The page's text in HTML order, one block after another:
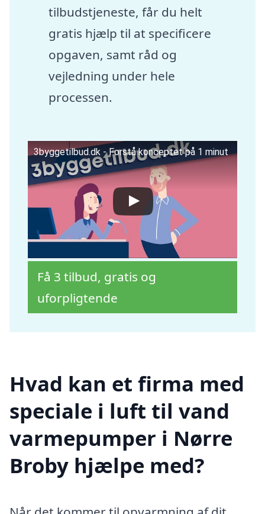
tilbudstjeneste, får du helt
gratis hjælp til at specificere
opgaven, samt råd og
vejledning under hele
processen.
3byggetilbud.dk - Forstå konceptet på 1 minut
Få 3 tilbud, gratis og
uforpligtende
Hvad kan et firma med
speciale i luft til vand
varmepumper i Nørre
Broby hjælpe med?